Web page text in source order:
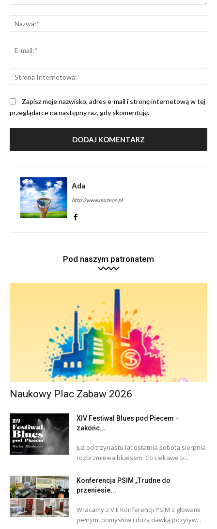
Zapisz moje nazwisko, adres e-mail i stronę internetową w tej
przeglądarce na następny raz, gdy skomentuję.
Ada
http://www.muzeon.pl
Pod naszym patronatem
Naukowy Plac Zabaw 2026
XIV Festiwal Blues pod Piecem –
zakońc...
Już od trzynastu lat ostatnia sobota sierpnia
rozbrzmiewa bluesem. Co ciekawe p...
Konferencja PSIM „Trudne do
przeniesie...
Wracamy z VIII Konferencji PSIM z głowami
pełnymi pomysłów i dużą dawką pozytyw...